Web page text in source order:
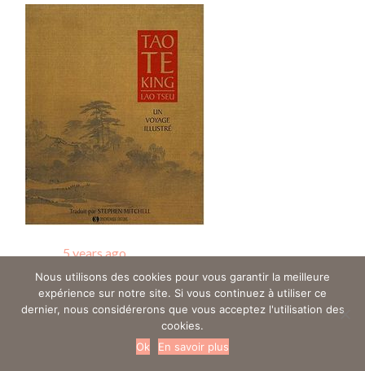
Posted
5 years ago
Trouver un ostéo en gynéco - Tous droits réservés © 2019
Mentions légales
Nous utilisons des cookies pour vous garantir la meilleure
expérience sur notre site. Si vous continuez à utiliser ce
dernier, nous considérerons que vous acceptez l'utilisation des
cookies.
Ok
En savoir plus